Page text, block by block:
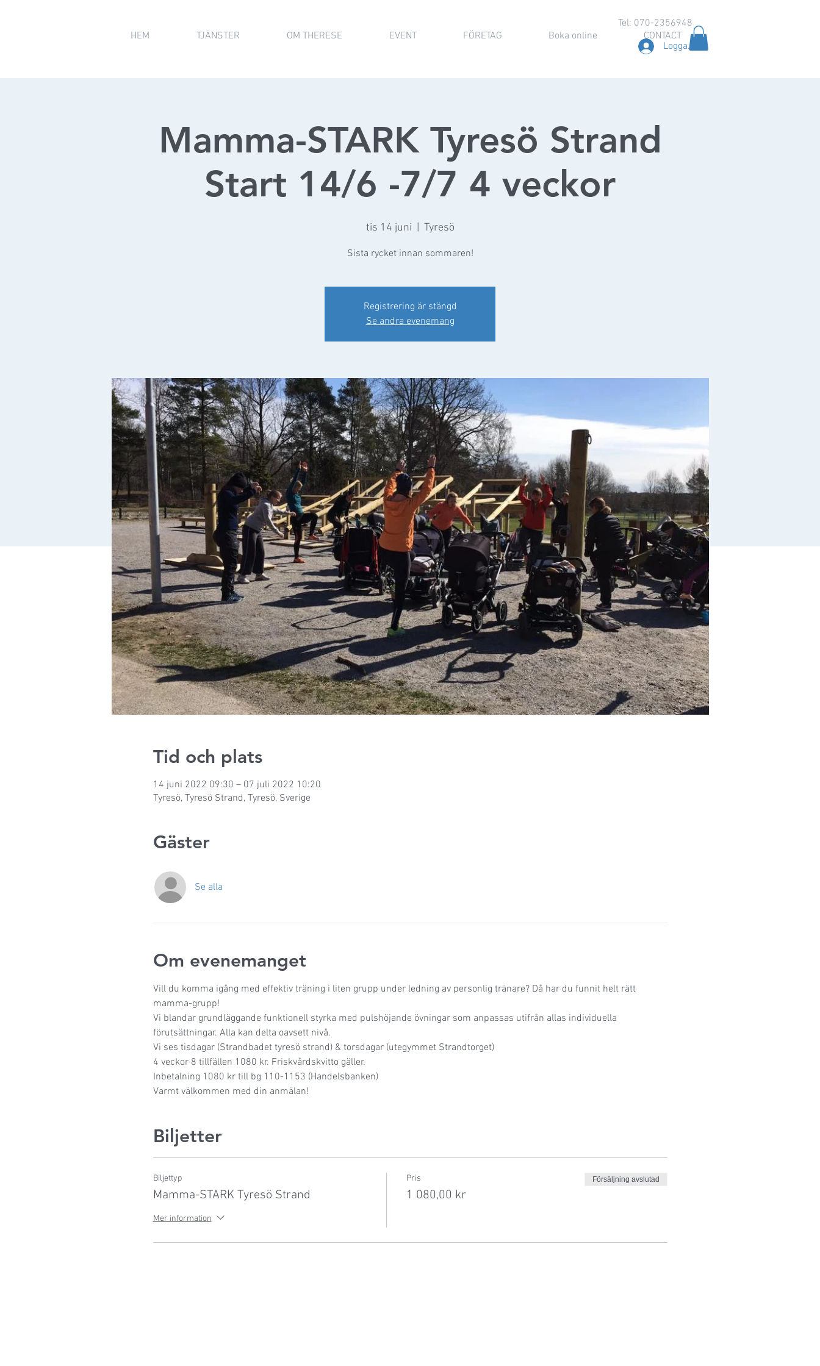
Tel: 070-2356948
HEM
TJÄNSTER OM THERESE EVENT FÖRETAG Boka online
CONTACT
Logga in
Mamma-STARK Tyresö Strand
Start 14/6 -7/7 4 veckor
tis 14 juni Tyresö
Sista rycket innan sommaren!
Registrering är stängd
Se andra evenemang
Tid och plats
14 juni 2022 09:30 – 07 juli 2022 10:20
Tyresö, Tyresö Strand, Tyresö, Sverige
Gäster
Se alla
Om evenemanget
Vill du komma igång med effektiv träning i liten grupp under ledning av personlig tränare? Då har du funnit helt rätt
mamma-grupp!
Vi blandar grundläggande funktionell styrka med pulshöjande övningar som anpassas utifrån allas individuella
förutsättningar. Alla kan delta oavsett nivå.
Vi ses tisdagar (Strandbadet tyresö strand) & torsdagar (utegymmet Strandtorget)
4 veckor 8 tillfällen 1080 kr. Friskvårdskvitto gäller.
Inbetalning 1080 kr till bg 110-1153 (Handelsbanken)
Varmt välkommen med din anmälan!
Biljetter
Biljettyp
Mamma-STARK Tyresö Strand
Mer information
Pris
1 080,00 kr
Försäljning avslutad